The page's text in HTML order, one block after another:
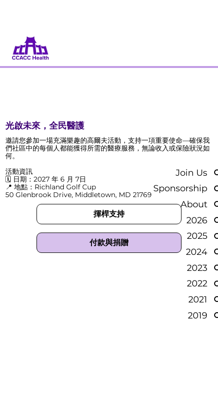
光啟未來，全民醫護
邀請您參加一場充滿樂趣的高爾夫活動，支持一項重要使命—確保我
們社區中的每個人都能獲得所需的醫療服務，無論收入或保險狀況如
何。
活動資訊
🗓️ 日期：2027 年 6 月 7日
📍 地點：Richland Golf Cup
50 Glenbrook Drive, Middletown, MD 21769
揮桿支持
付款與捐贈
Join Us
Sponsorship
About
2026
2025
2024
2023
2022
2021
2019